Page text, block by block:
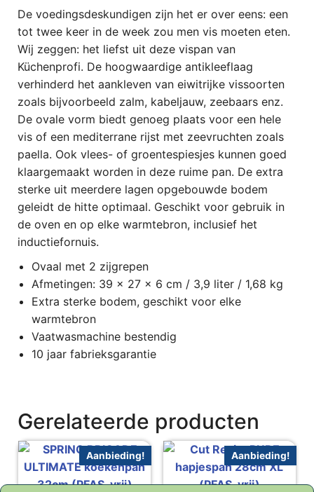
De voedingsdeskundigen zijn het er over eens: een
tot twee keer in de week zou men vis moeten eten.
Wij zeggen: het liefst uit deze vispan van
Küchenprofi. De hoogwaardige antikleeflaag
verhinderd het aankleven van eiwitrijke vissoorten
zoals bijvoorbeeld zalm, kabeljauw, zeebaars enz.
De ovale vorm biedt genoeg plaats voor een hele
vis of een mediterrane rijst met zeevruchten zoals
paella. Ook vlees- of groentespiesjes kunnen goed
klaargemaakt worden in deze ruime pan. De extra
sterke uit meerdere lagen opgebouwde bodem
geleidt de hitte optimaal. Geschikt voor gebruik in
de oven en op elke warmtebron, inclusief het
inductiefornuis.
Ovaal met 2 zijgrepen
Afmetingen: 39 x 27 x 6 cm / 3,9 liter / 1,68 kg
Extra sterke bodem, geschikt voor elke
warmtebron
Vaatwasmachine bestendig
10 jaar fabrieksgarantie
Gerelateerde producten
Aanbieding! Aanbieding!